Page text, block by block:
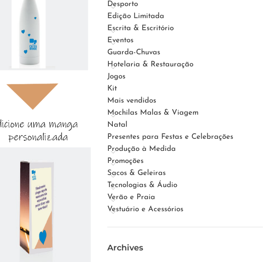
Desporto
Edição Limitada
Escrita & Escritório
Eventos
Guarda-Chuvas
Hotelaria & Restauração
Jogos
Kit
Mais vendidos
Mochilas Malas & Viagem
Natal
Presentes para Festas e Celebrações
Produção à Medida
Promoções
Sacos & Geleiras
Tecnologias & Áudio
Verão e Praia
Vestuário e Acessórios
Archives